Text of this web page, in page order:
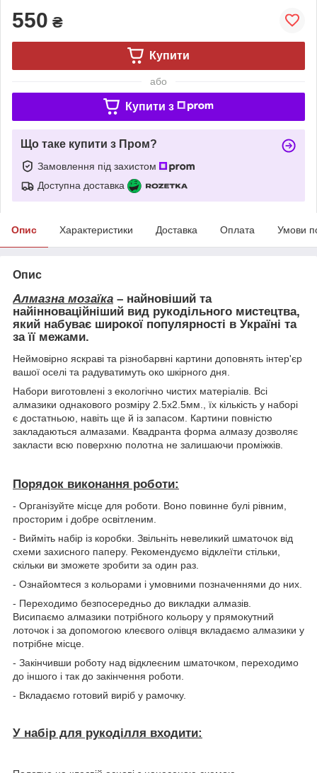
550 ₴
Купити
або
Купити з
Що таке купити з Пром?
Замовлення під захистом
Доступна доставка
Опис Характеристики Доставка Оплата Умови
Опис
Алмазна мозаїка – найновіший та
найінноваційніший вид рукодільного мистецтва,
який набуває широкої популярності в Україні та
за її межами.
Неймовірно яскраві та різнобарвні картини доповнять інтер'єр
вашої оселі та радуватимуть око шкірного дня.
Набори виготовлені з екологічно чистих матеріалів. Всі
алмазики однакового розміру 2.5х2.5мм., їх кількість у наборі
є достатньою, навіть ще й із запасом. Картини повністю
закладаються алмазами. Квадранта форма алмазу дозволяє
закласти всю поверхню полотна не залишаючи проміжків.
Порядок виконання роботи:
- Організуйте місце для роботи. Воно повинне булі рівним,
просторим і добре освітленим.
- Вийміть набір із коробки. Звільніть невеликий шматочок від
схеми захисного паперу. Рекомендуємо відклеїти стільки,
скільки ви зможете зробити за один раз.
- Ознайомтеся з кольорами і умовними позначеннями до них.
- Переходимо безпосередньо до викладки алмазів.
Висипаємо алмазики потрібного кольору у прямокутний
лоточок і за допомогою клеєвого олівця вкладаємо алмазики у
потрібне місце.
- Закінчивши роботу над відклеєним шматочком, переходимо
до іншого і так до закінчення роботи.
- Вкладаємо готовий виріб у рамочку.
У набір для рукоділля входити: